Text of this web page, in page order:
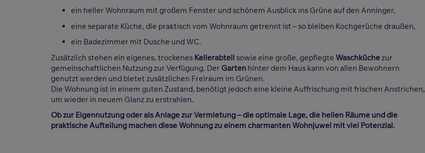
ein heller Wohnraum mit großem Fenster und schönem Ausblick ins Grüne auf den Anninger,
eine separate Küche, die praktisch vom Wohnraum getrennt ist – so bleiben Kochgerüche draußen,
ein Badezimmer mit Dusche und WC.
Zusätzlich stehen ein eigenes, trockenes Kellerabteil sowie eine große, gepflegte Waschküchezur
gemeinschaftlichen Nutzung zur Verfügung. Der Garten hinter dem Haus kann von allen Bewohnern
genutzt werden und bietet zusätzlichen Freiraum im Grünen.
Die Wohnung ist in einem guten Zustand, benötigt jedoch eine kleine Auffrischung mit frischen Anstrichen,
um wieder in neuem Glanz zu erstrahlen.
Ob zur Eigennutzung oder als Anlage zur Vermietung – die optimale Lage, die hellen Räume und die
praktische Aufteilung machen diese Wohnung zu einem charmanten Wohnjuwel mit viel Potenzial.